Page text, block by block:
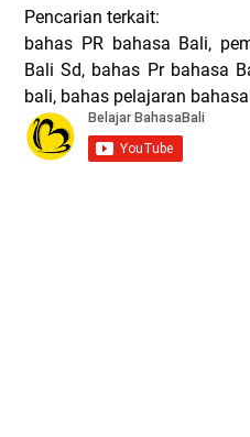
Pencarian terkait:
bahas PR bahasa Bali,
Bali Sd, bahas Pr bahasa
bali, bahas pelajaran